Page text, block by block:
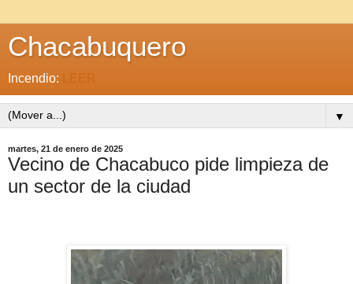
Chacabuquero
Incendio: LEER
▼
martes, 21 de enero de 2025
Vecino de Chacabuco pide limpieza de
un sector de la ciudad